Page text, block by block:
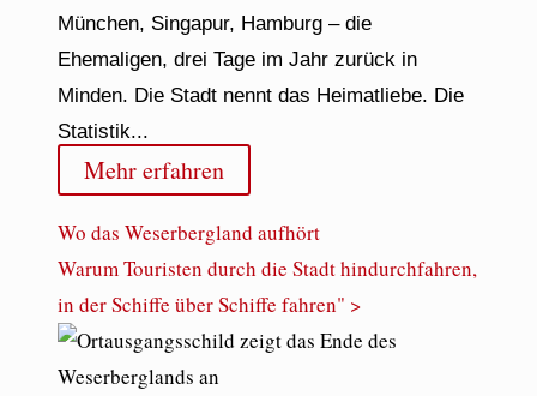
München, Singapur, Hamburg – die
Ehemaligen, drei Tage im Jahr zurück in
Minden. Die Stadt nennt das Heimatliebe. Die
Statistik...
Mehr erfahren
Wo das Weserbergland aufhört
Warum Touristen durch die Stadt hindurchfahren,
in der Schiffe über Schiffe fahren" >